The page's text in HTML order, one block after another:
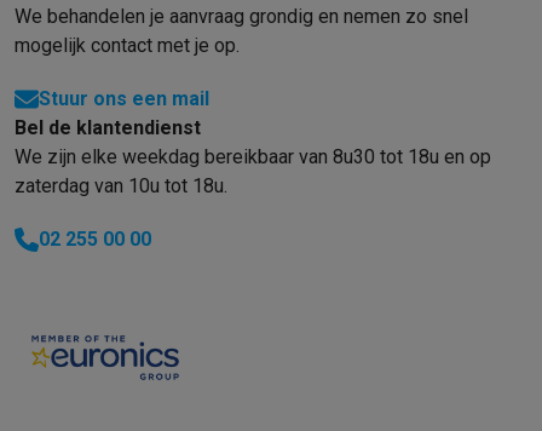
We behandelen je aanvraag grondig en nemen zo snel
mogelijk contact met je op.
Stuur ons een mail
Bel de klantendienst
We zijn elke weekdag bereikbaar van 8u30 tot 18u en op
zaterdag van 10u tot 18u.
02 255 00 00